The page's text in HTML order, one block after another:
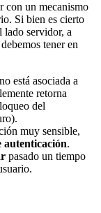
con un mecanismo
Si bien es cierto
lado servidor, a
tener en
está asociada a
retorna
del
muy sensible,
autenticación.
pasado un tiempo